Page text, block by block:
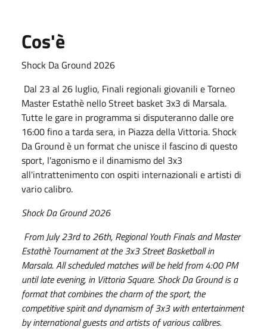
Cos'è
Shock Da Ground 2026
Dal 23 al 26 luglio, Finali regionali giovanili e Torneo
Master Estathè nello Street basket 3x3 di Marsala.
Tutte le gare in programma si disputeranno dalle ore
16:00 fino a tarda sera, in Piazza della Vittoria. Shock
Da Ground è un format che unisce il fascino di questo
sport, l'agonismo e il dinamismo del 3x3
all'intrattenimento con ospiti internazionali e artisti di
vario calibro.
Shock Da Ground 2026
From July 23rd to 26th, Regional Youth Finals and Master
Estathè Tournament at the 3x3 Street Basketball in
Marsala. All scheduled matches will be held from 4:00 PM
until late evening, in Vittoria Square. Shock Da Ground is a
format that combines the charm of the sport, the
competitive spirit and dynamism of 3x3 with entertainment
by international guests and artists of various calibres.